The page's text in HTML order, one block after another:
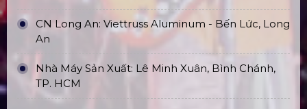
CN Hà Nội: Số 229, Đ. Vân Trì, phường Vân Nội,
quận Đông Anh, Hà Nội
CN Hưng Yên: Khu Đô Thị EcoPark, Hưng Yên
CN Phú Quốc: ĐT45, Dương Đông, Phú Quốc